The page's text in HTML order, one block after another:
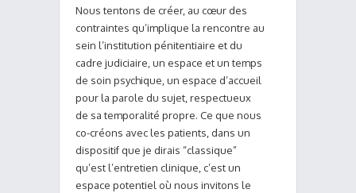
Nous tentons de créer, au cœur des
contraintes qu’implique la rencontre au
sein l’institution pénitentiaire et du
cadre judiciaire, un espace et un temps
de soin psychique, un espace d’accueil
pour la parole du sujet, respectueux
de sa temporalité propre. Ce que nous
co-créons avec les patients, dans un
dispositif que je dirais “classique”
qu’est l’entretien clinique, c’est un
espace potentiel où nous invitons le